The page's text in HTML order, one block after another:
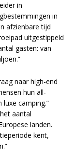
in
in
afzienbare tijd
uitgestippeld
gasten: van
naar high-end
hun all-
camping.”
aantal
landen.
kent,